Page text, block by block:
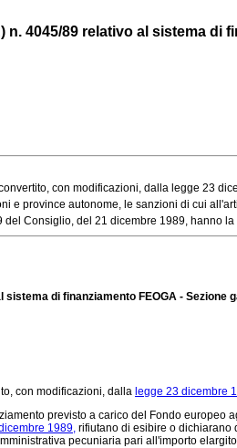
4045/89 relativo al sistema di
con modificazioni, dalla legge 23
province autonome, le sanzioni di cui
Consiglio, del 21 dicembre 1989, hanno
di finanziamento FEOGA -
con modificazioni, dalla legge 23 dicembre
previsto a carico del Fondo
1989, rifiutano di esibire o dichiarano
pecuniaria pari all'importo